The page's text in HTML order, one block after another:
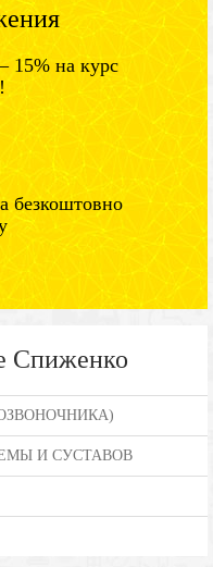
15% на курс
безкоштовно
Спиженко
И СУСТАВОВ